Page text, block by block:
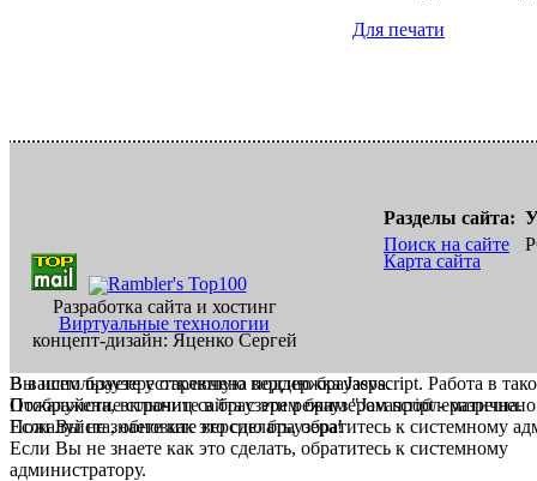
Для печати
Разработка сайта и хостинг
Виртуальные технологии
концепт-дизайн: Яценко Сергей
Разделы сайта:
Поиск на сайте
Карта сайта
В вашем браузере отключена поддержка Jasvscript. Работа в
Пожалуйста, включите в браузере режим "Javascript -
Если Вы не знаете как это сделать, обратитесь к системному
Вы используете устаревшую версию браузера.
Отображение страниц сайта с этим браузером проблематична.
Пожалуйста, обновите версию браузера!
Если Вы не знаете как это сделать, обратитесь к системному
администратору.